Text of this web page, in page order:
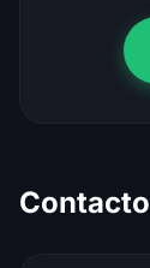
Contacto